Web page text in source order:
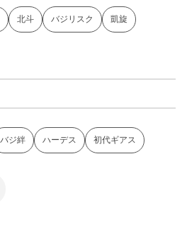
北斗 バジリスク 凱旋
バジ絆 ハーデス 初代ギアス